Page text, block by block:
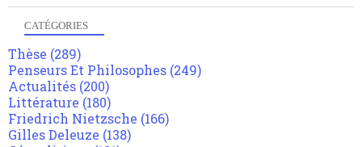
CATÉGORIES
Thèse (289)
Penseurs Et Philosophes (249)
Actualités (200)
Littérature (180)
Friedrich Nietzsche (166)
Gilles Deleuze (138)